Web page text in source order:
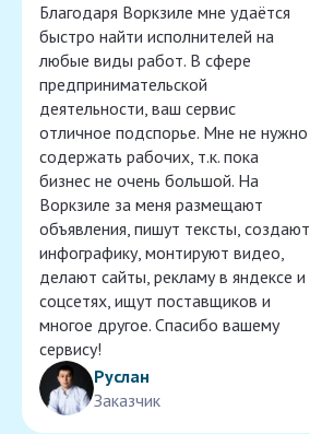
Благодаря Воркзиле мне удаётся
быстро найти исполнителей на
любые виды работ. В сфере
предпринимательской
деятельности, ваш сервис
отличное подспорье. Мне не нужно
содержать рабочих, т.к. пока
бизнес не очень большой. На
Воркзиле за меня размещают
объявления, пишут тексты, создают
инфографику, монтируют видео,
делают сайты, рекламу в яндексе и
соцсетях, ищут поставщиков и
многое другое. Спасибо вашему
сервису!
Руслан
Заказчик